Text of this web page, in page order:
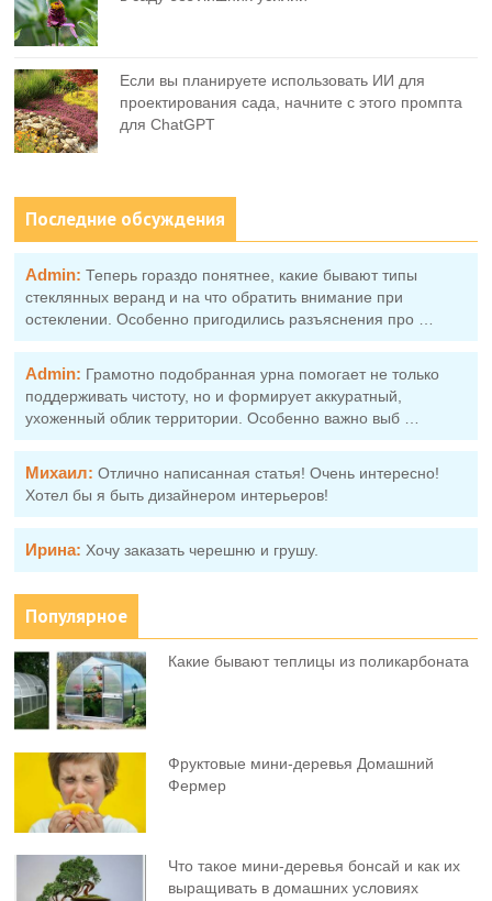
Если вы планируете использовать ИИ для
проектирования сада, начните с этого промпта
для ChatGPT
Последние обсуждения
Admin: Теперь гораздо понятнее, какие бывают типы
стеклянных веранд и на что обратить внимание при
остеклении. Особенно пригодились разъяснения про …
Admin: Грамотно подобранная урна помогает не только
поддерживать чистоту, но и формирует аккуратный,
ухоженный облик территории. Особенно важно выб …
Михаил: Отлично написанная статья! Очень интересно!
Хотел бы я быть дизайнером интерьеров!
Ирина: Хочу заказать черешню и грушу.
Популярное
Какие бывают теплицы из поликарбоната
Фруктовыe мини-деревья Домашний
Фермер
Что такое мини-деревья бонсай и как их
выращивать в домашних условиях